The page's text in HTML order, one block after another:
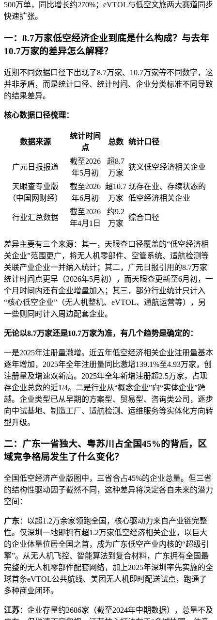
500万单，同比增长约270%；eVTOL与低空文旅两大赛道同步
快速扩张。
一：8.7万家低空经济企业到底是什么构成？与去年
10.7万家的差异怎么解释？
近期不同数据口径下出现了8.7万家、10.7万家等不同数字，这
并非矛盾，而是统计口径、统计时间、企业分类标准不同导致
的结果差异。
核心数据口径梳理：
数据来源
统计时间
点
总数 统计口径
广元日报报道
截至2026
年5月初
超8.7
万家
狭义低空经济相关企业
天眼查专业版
（中国网财经）
截至2026
年6月初
超10.7
万家
现存在业、存续状态的
低空经济相关企业
行业汇总数据
截至2026
年4月1日
约9.2
万家
综合口径
差异主要有三个来源：其一，天眼查口径覆盖的“低空经济相
关企业”范围更广，将无人机零部件、空管系统、适航检测等
关联产业企业一并纳入统计；其二，广元日报引用的8.7万家
统计时间点更早（2026年5月初），而天眼查更新至6月初，一
个月时间内还有企业增量加入；其三，部分行业统计只计入
“核心低空企业”（无人机整机、eVTOL、通航运营等），另
一些则同时计入周边配套企业。
无论以8.7万家还是10.7万家为准，有几个趋势是确定的：
一是2025年注册量激增。近五年低空经济相关企业注册量基本
逐年增加，2025年全年注册量同比激增139.1%至4.93万家，创
注册量及增速双新高。2025年全年新增注册超2.5万家，占现
存企业总数的近1/4。二是行业从“概念企业”向“实体企业”跨
越。企业类型已从早期的方案型、贸易型、咨询类公司，逐步
向中试基地、制造工厂、适航检测、运维服务等实体化方向转
型升级。
二：广东一省独大、粤苏川占全国45%的背后，区
域竞争格局发生了什么变化？
全国低空经济产业版图中，三省合占45%的企业总量。但三省
的结构性驱动因子截然不同，这种差异将决定各自未来的潜力
空间：
广东：以超1.2万余家领跑全国，核心驱动力来自产业链完整
性。仅深圳一地即拥有超1.2万家低空经济相关企业，以巨大
的企业体量位居全国之首，成为广东低空产业内核的“超级引
擎”。从无人机飞控、智能算法到复合材料，广东拥有全国最
完整的无人机零部件配套网络，加上2025年深圳率先实施的全
球首条eVTOL公共航线、美团无人机即时配送试点，跑通了
多种商业闭环。
江苏：企业存量约3686家（截至2024年中期数据），总量不及